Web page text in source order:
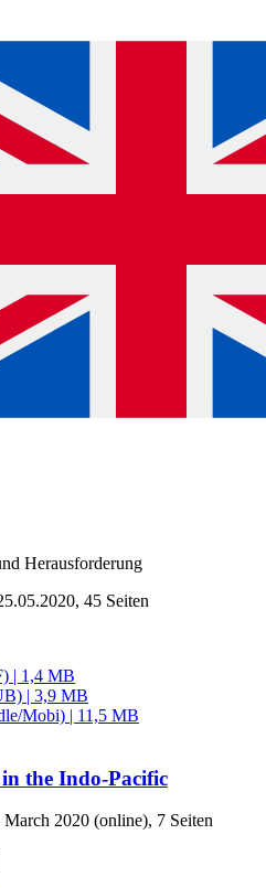
Herausforderung
45 Seiten
| 1,4 MB
| 3,9 MB
Mobi) | 11,5 MB
in the Indo-Pacific
2020 (online), 7 Seiten